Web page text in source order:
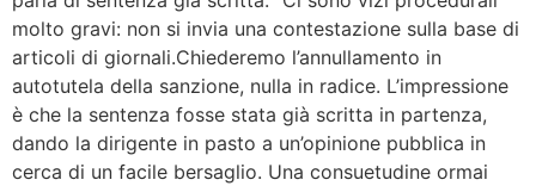
molto gravi: non si invia una contestazione sulla base di
articoli di giornali.Chiederemo l’annullamento in
autotutela della sanzione, nulla in radice. L’impressione
è che la sentenza fosse stata già scritta in partenza,
dando la dirigente in pasto a un’opinione pubblica in
cerca di un facile bersaglio. Una consuetudine ormai